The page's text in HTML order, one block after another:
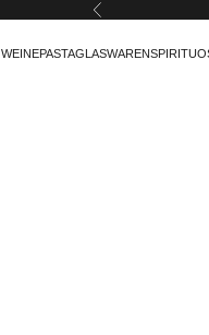
Zurück
WEINEPASTAGLASWAREN